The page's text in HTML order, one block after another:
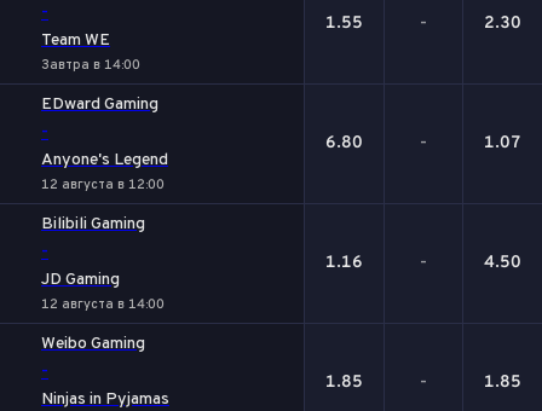
-
Team WE
Завтра в 14:00
1.55 - 2.30
EDward Gaming
-
Anyone's Legend
12 августа в 12:00
6.80 - 1.07
Bilibili Gaming
-
JD Gaming
12 августа в 14:00
1.16 - 4.50
Weibo Gaming
-
Ninjas in Pyjamas
1.85 - 1.85